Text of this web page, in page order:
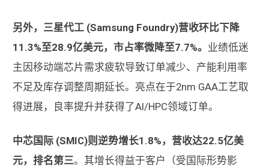
另外，三星代工 (Samsung Foundry)营收环比下降
11.3%至28.9亿美元，市占率微降至7.7%。 业绩低迷
主因移动端芯片需求疲软导致订单减少、产能利用率
不足及库存调整周期延长。亮点在于2nm GAA工艺取
得进展，良率提升并获得了AI/HPC领域订单。
中芯国际 (SMIC)则逆势增长1.8%，营收达22.5亿美
元，排名第三。其增长得益于客户（受国际形势影